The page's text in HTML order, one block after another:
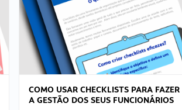
COMO USAR CHECKLISTS PARA FAZER
A GESTÃO DOS SEUS FUNCIONÁRIOS